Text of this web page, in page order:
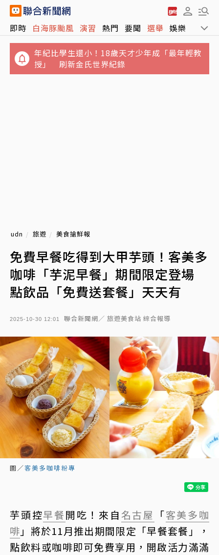
即時 白海豚颱風 演習 熱門 要聞 選舉 娛樂 運動
在家就能降血壓
年紀比學生還小！18歲天才少年成「最年輕教
授」 刷新金氏世界紀錄
udn 旅遊 美食搶鮮報
免費早餐吃得到大甲芋頭！客美多
咖啡「芋泥早餐」期間限定登場
點飲品「免費送套餐」天天有
2025-10-30 12:01 聯合新聞網／ 旅遊美食站 綜合報導
圖／客美多咖啡粉專
芋頭控早餐開吃！來自 名古屋 「客美多咖
啡 」將於11月推出期間限定「早餐套餐」，
點飲料或咖啡即可免費享用，開啟活力滿滿